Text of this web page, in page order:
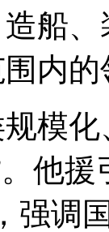
造船
围内
规模
他
，强